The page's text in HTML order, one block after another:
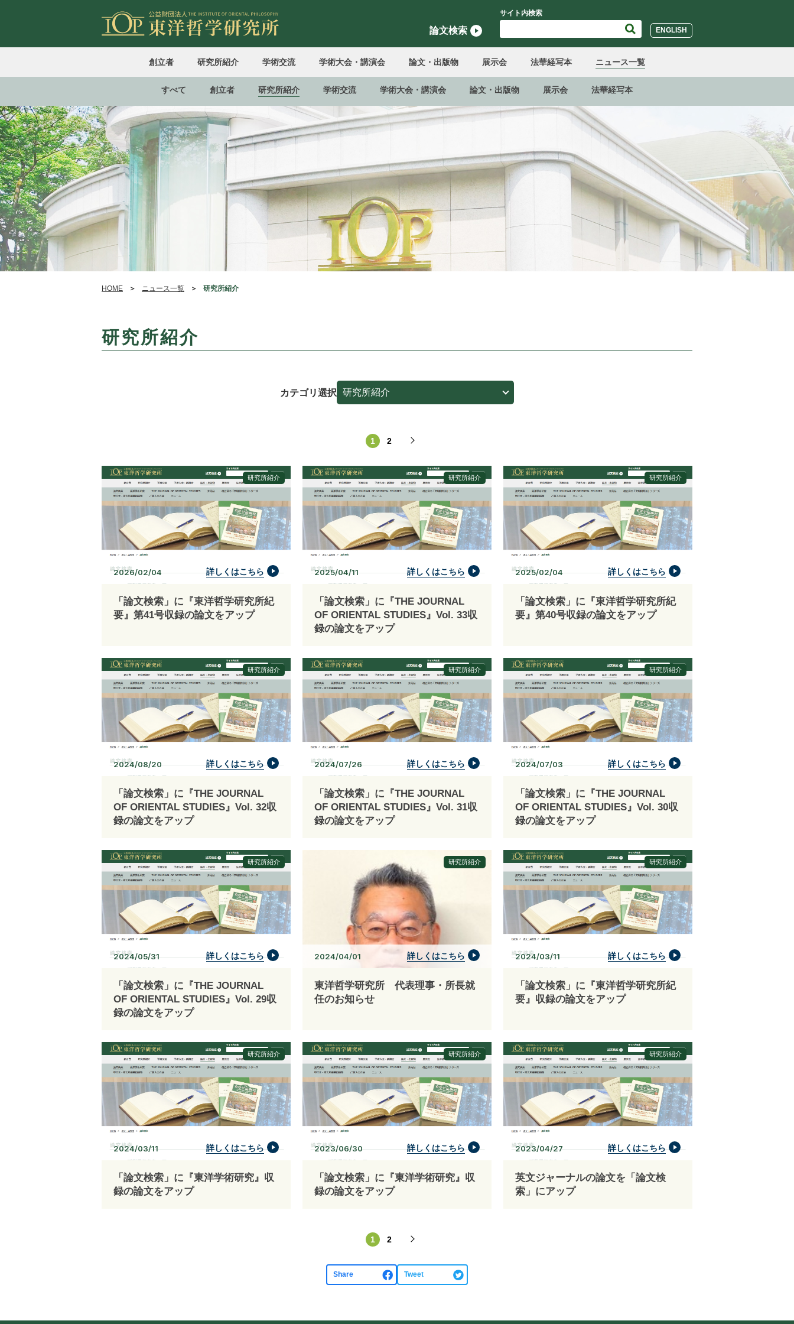
論文検索
サイト内検索
ENGLISH
創立者 研究所紹介 学術交流 学術大会・講演会 論文・出版物 展示会 法華経写本 ニュース一覧
すべて 創立者 研究所紹介 学術交流 学術大会・講演会 論文・出版物 展示会 法華経写本
HOME ニュース一覧 研究所紹介
研究所紹介
カテゴリ選択
1 2
研究所紹介
2026/02/04 詳しくはこちら
「論文検索」に『東洋哲学研究所紀
要』第41号収録の論文をアップ
研究所紹介
2025/04/11 詳しくはこちら
「論文検索」に『THE JOURNAL
OF ORIENTAL STUDIES』Vol. 33収
録の論文をアップ
研究所紹介
2025/02/04 詳しくはこちら
「論文検索」に『東洋哲学研究所紀
要』第40号収録の論文をアップ
研究所紹介
2024/08/20 詳しくはこちら
「論文検索」に『THE JOURNAL
OF ORIENTAL STUDIES』Vol. 32収
録の論文をアップ
研究所紹介
2024/07/26 詳しくはこちら
「論文検索」に『THE JOURNAL
OF ORIENTAL STUDIES』Vol. 31収
録の論文をアップ
研究所紹介
2024/07/03 詳しくはこちら
「論文検索」に『THE JOURNAL
OF ORIENTAL STUDIES』Vol. 30収
録の論文をアップ
研究所紹介
2024/05/31 詳しくはこちら
「論文検索」に『THE JOURNAL
OF ORIENTAL STUDIES』Vol. 29収
録の論文をアップ
研究所紹介
2024/04/01 詳しくはこちら
東洋哲学研究所 代表理事・所長就
任のお知らせ
研究所紹介
2024/03/11 詳しくはこちら
「論文検索」に『東洋哲学研究所紀
要』収録の論文をアップ
研究所紹介
2024/03/11 詳しくはこちら
「論文検索」に『東洋学術研究』収
録の論文をアップ
研究所紹介
2023/06/30 詳しくはこちら
「論文検索」に『東洋学術研究』収
録の論文をアップ
研究所紹介
2023/04/27 詳しくはこちら
英文ジャーナルの論文を「論文検
索」にアップ
1 2
Share Tweet